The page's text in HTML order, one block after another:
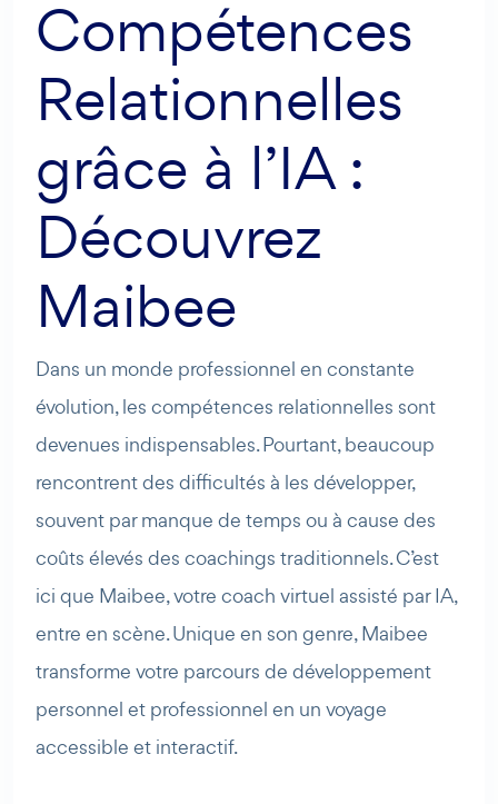
Compétences
Relationnelles
grâce à l’IA :
Découvrez
Maibee
Dans un monde professionnel en constante
évolution, les compétences relationnelles sont
devenues indispensables. Pourtant, beaucoup
rencontrent des difficultés à les développer,
souvent par manque de temps ou à cause des
coûts élevés des coachings traditionnels. C’est
ici que Maibee, votre coach virtuel assisté par IA,
entre en scène. Unique en son genre, Maibee
transforme votre parcours de développement
personnel et professionnel en un voyage
accessible et interactif.
Maibee
Bonjour ! Comment puis-je vous aider aujourd'hui ? Voulez-
vous essayer Maibee, demander des renseignements, ou
prendre rendez-vous avec nous ?